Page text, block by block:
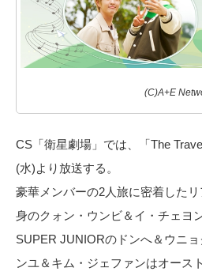
(C)A+E
CS「衛星劇場」では、「The
(水)より放送する。
豪華メンバーの2人旅に密着した
身のクォン・ウンビ＆イ・チェヨ
SUPER JUNIORのドンへ＆ウニ
ンユ＆キム・ジェファンはオース